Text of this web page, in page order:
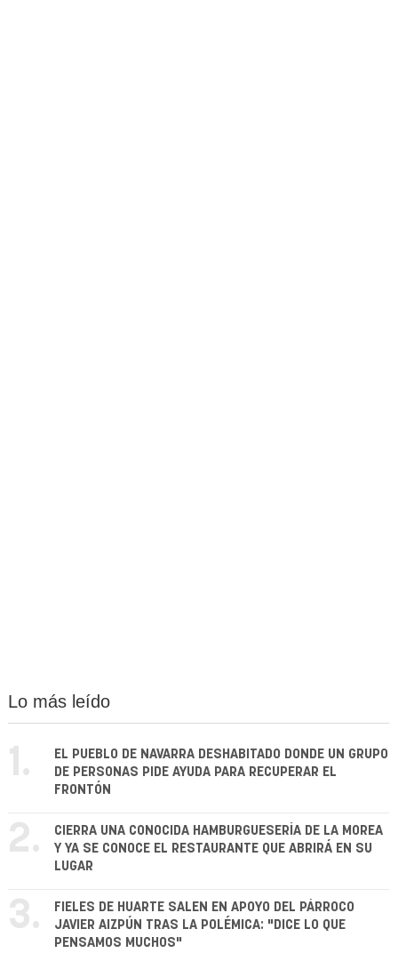
Lo más leído
1.
EL PUEBLO DE NAVARRA DESHABITADO DONDE UN GRUPO
DE PERSONAS PIDE AYUDA PARA RECUPERAR EL
FRONTÓN
2.
CIERRA UNA CONOCIDA HAMBURGUESERÍA DE LA MOREA
Y YA SE CONOCE EL RESTAURANTE QUE ABRIRÁ EN SU
LUGAR
3.
FIELES DE HUARTE SALEN EN APOYO DEL PÁRROCO
JAVIER AIZPÚN TRAS LA POLÉMICA: "DICE LO QUE
PENSAMOS MUCHOS"